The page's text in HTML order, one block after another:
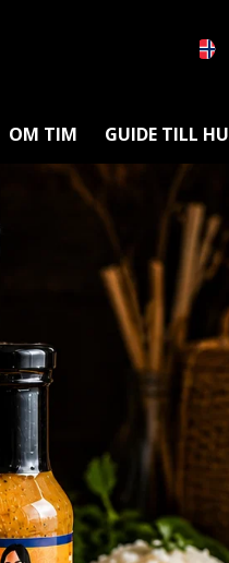
OM TIM GUIDE TILL